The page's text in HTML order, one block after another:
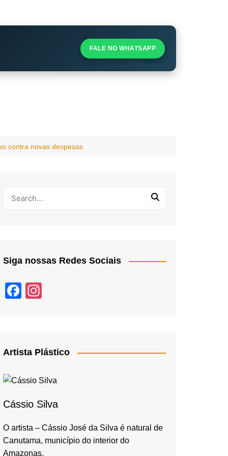
FALE NO WHATSAPP
contra novas despesas
Siga nossas Redes Sociais
F
b
o
k
a
Artista Plástico
Cássio Silva
O artista – Cássio José da Silva é natural de
Canutama, município do interior do
Amazonas,